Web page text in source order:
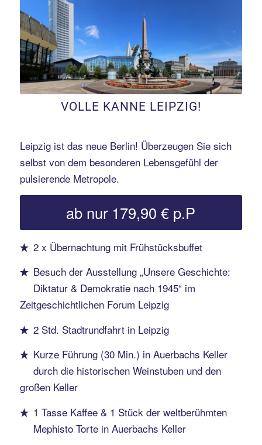
Erfahren Sie mehr!
VOLLE KANNE LEIPZIG!
Leipzig ist das neue Berlin! Überzeugen Sie sich
selbst von dem besonderen Lebensgefühl der
pulsierende Metropole.
ab nur 179,90 € p.P
2 x Übernachtung mit Frühstücksbuffet
Besuch der Ausstellung „Unsere Geschichte:
Diktatur & Demokratie nach 1945“ im
Zeitgeschichtlichen Forum Leipzig
2 Std. Stadtrundfahrt in Leipzig
Kurze Führung (30 Min.) in Auerbachs Keller
durch die historischen Weinstuben und den
großen Keller
1 Tasse Kaffee & 1 Stück der weltberühmten
Mephisto Torte in Auerbachs Keller